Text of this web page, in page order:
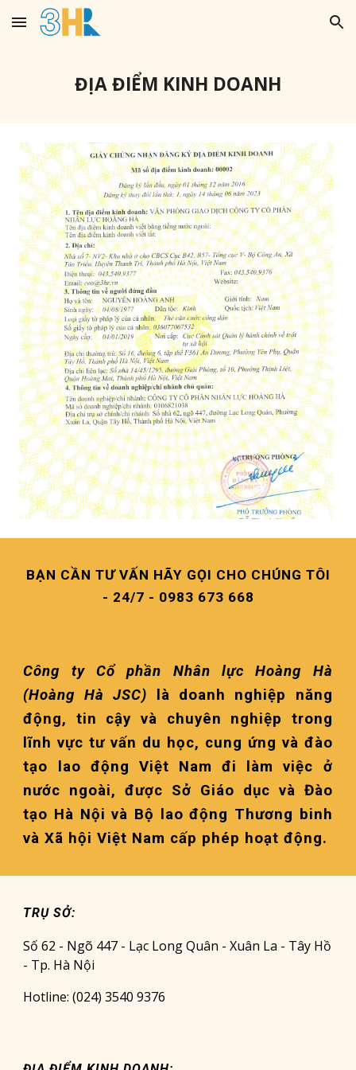
Skip to main content Skip to navigation
ĐỊA ĐIỂM KINH DOANH
BẠN CẦN TƯ VẤN HÃY GỌI CHO CHÚNG TÔI
- 24/7 - 0983 673 668
Công ty Cổ phần Nhân lực Hoàng Hà
(Hoàng Hà JSC) là doanh nghiệp năng
động, tin cậy và chuyên nghiệp trong
lĩnh vực tư vấn du học, cung ứng và đào
tạo lao động Việt Nam đi làm việc ở
nước ngoài, được Sở Giáo dục và Đào
tạo Hà Nội và Bộ lao động Thương binh
và Xã hội Việt Nam cấp phép hoạt động.
TRỤ SỞ:
Số 62 - Ngõ 447 - Lạc Long Quân - Xuân La - Tây Hồ
- Tp. Hà Nội
Hotline: (024) 3540 9376